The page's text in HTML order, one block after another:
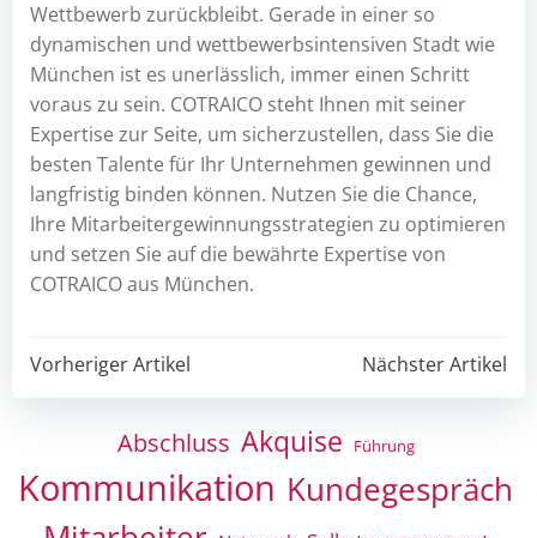
Wettbewerb zurückbleibt. Gerade in einer so
dynamischen und wettbewerbsintensiven Stadt wie
München ist es unerlässlich, immer einen Schritt
voraus zu sein. COTRAICO steht Ihnen mit seiner
Expertise zur Seite, um sicherzustellen, dass Sie die
besten Talente für Ihr Unternehmen gewinnen und
langfristig binden können. Nutzen Sie die Chance,
Ihre Mitarbeitergewinnungsstrategien zu optimieren
und setzen Sie auf die bewährte Expertise von
COTRAICO aus München.
Post
navigation
Vorheriger Artikel
navigation
Nächster Artikel
Abschluss Akquise Führung
Kommunikation Kundegespräch